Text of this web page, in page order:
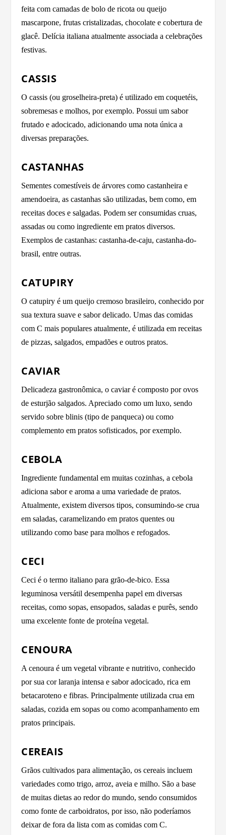
feita com camadas de bolo de ricota ou queijo
mascarpone, frutas cristalizadas, chocolate e cobertura de
glacê. Delícia italiana atualmente associada a celebrações
festivas.
CASSIS
O cassis (ou groselheira-preta) é utilizado em coquetéis,
sobremesas e molhos, por exemplo. Possui um sabor
frutado e adocicado, adicionando uma nota única a
diversas preparações.
CASTANHAS
Sementes comestíveis de árvores como castanheira e
amendoeira, as castanhas são utilizadas, bem como, em
receitas doces e salgadas. Podem ser consumidas cruas,
assadas ou como ingrediente em pratos diversos.
Exemplos de castanhas: castanha-de-caju, castanha-do-
brasil, entre outras.
CATUPIRY
O catupiry é um queijo cremoso brasileiro, conhecido por
sua textura suave e sabor delicado. Umas das comidas
com C mais populares atualmente, é utilizada em receitas
de pizzas, salgados, empadões e outros pratos.
CAVIAR
Delicadeza gastronômica, o caviar é composto por ovos
de esturjão salgados. Apreciado como um luxo, sendo
servido sobre blinis (tipo de panqueca) ou como
complemento em pratos sofisticados, por exemplo.
CEBOLA
Ingrediente fundamental em muitas cozinhas, a cebola
adiciona sabor e aroma a uma variedade de pratos.
Atualmente, existem diversos tipos, consumindo-se crua
em saladas, caramelizando em pratos quentes ou
utilizando como base para molhos e refogados.
CECI
Ceci é o termo italiano para grão-de-bico. Essa
leguminosa versátil desempenha papel em diversas
receitas, como sopas, ensopados, saladas e purês, sendo
uma excelente fonte de proteína vegetal.
CENOURA
A cenoura é um vegetal vibrante e nutritivo, conhecido
por sua cor laranja intensa e sabor adocicado, rica em
betacaroteno e fibras. Principalmente utilizada crua em
saladas, cozida em sopas ou como acompanhamento em
pratos principais.
CEREAIS
Grãos cultivados para alimentação, os cereais incluem
variedades como trigo, arroz, aveia e milho. São a base
de muitas dietas ao redor do mundo, sendo consumidos
como fonte de carboidratos, por isso, não poderíamos
deixar de fora da lista com as comidas com C.